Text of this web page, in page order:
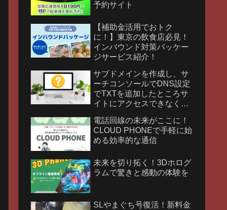
予約サイト
【補助金活用でおトク
に！】東京の飲食店必見！
インバウンド対策パッケー
ジサービス紹介！
サブドメインを作成し、サ
ーチコンソールでDNS設定
でTXTを追加したところサ
イトにアクセスできなくな
電話回線の未来がここに！
CLOUD PHONEで手軽に始
める効率的な通信
未来を切り拓く！3Dホログ
ラムで驚きと感動の体験を
SLやまぐち号復活！新料金